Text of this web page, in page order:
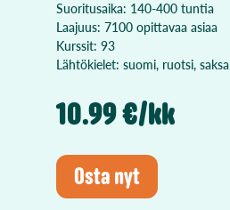
Suoritusaika: 140-400 tuntia
Laajuus: 7100 opittavaa asiaa
Kurssit: 93
Lähtökielet: suomi, ruotsi, saksa
10.99 €/kk
Osta nyt